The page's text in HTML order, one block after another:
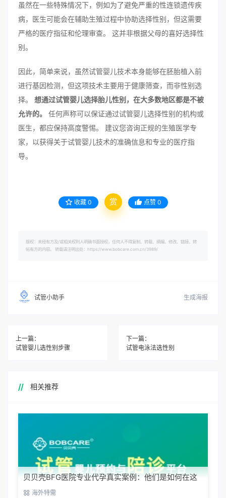
虽然在一些特殊情况下，例如为了避免严重的性连锁遗传疾
病，医生可能会在辅助生殖过程中协助选择性别，但这需要
严格的医疗指征和伦理审查。 这并非根据父母的喜好选择性
别。
因此，简单来说，虽然试管婴儿技术本身能够在胚胎植入前
进行基因检测，但这项技术主要用于健康筛查，而非性别选
择。 想通过试管婴儿选择胎儿性别，在大多数地区都是不被
允许的。
任何声称可以保证通过试管婴儿选择性别的机构或
医生，都应保持高度警惕。 建议您咨询正规的生殖医学专
家，以获得关于试管婴儿技术的准确信息和专业的医疗指
导。
收藏 0 赏 点赞 0
版权：未经有方及/或相关权利人明确书面授权，任何人不得复制、转载、摘编、修改、链接、转
帖有方的内容。 转载请注明出处：https://www.bobcare.com.cn/3989/
试管小助手 生成海报
上一篇：
试管婴儿选性别步骤
下一篇：
试管电泳法选性别
相关推荐
贝贝壳BFG医院专业代孕真实案例：他们是如何在这
里圆梦的
海外特需